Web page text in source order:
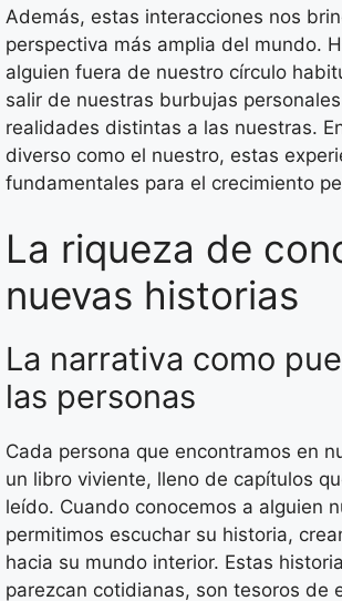
Además, estas interacciones nos
perspectiva más amplia del mundo.
alguien fuera de nuestro círculo
salir de nuestras burbujas
realidades distintas a las nuestras.
diverso como el nuestro, estas
fundamentales para el crecimiento
La riqueza de
nuevas historias
La narrativa como
las personas
Cada persona que encontramos en
un libro viviente, lleno de capítulos
leído. Cuando conocemos a alguien
permitimos escuchar su historia,
hacia su mundo interior. Estas
parezcan cotidianas, son tesoros de